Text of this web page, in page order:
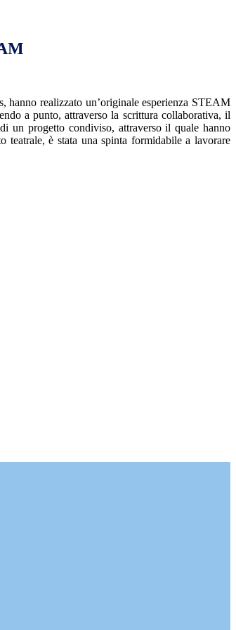
realizzato un’originale esperienza STEAM
a punto, attraverso la scrittura collaborativa, il
un progetto condiviso, attraverso il quale hanno
teatrale, è stata una spinta formidabile a lavorare